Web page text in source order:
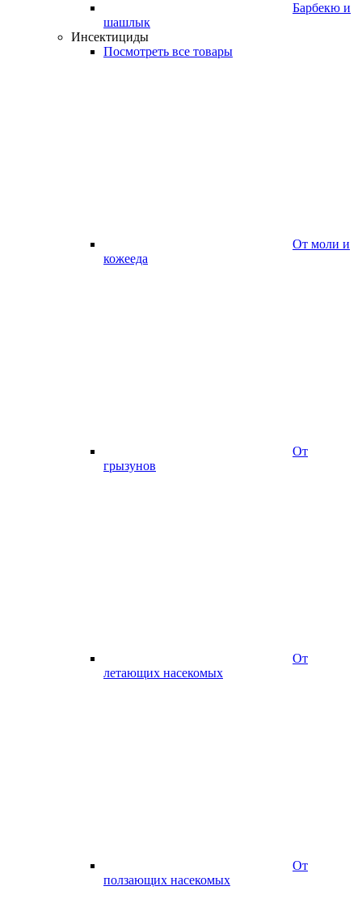
Барбекю и
шашлык
Инсектициды
Посмотреть все товары
От моли и
кожееда
От
грызунов
От
летающих насекомых
От
ползающих насекомых